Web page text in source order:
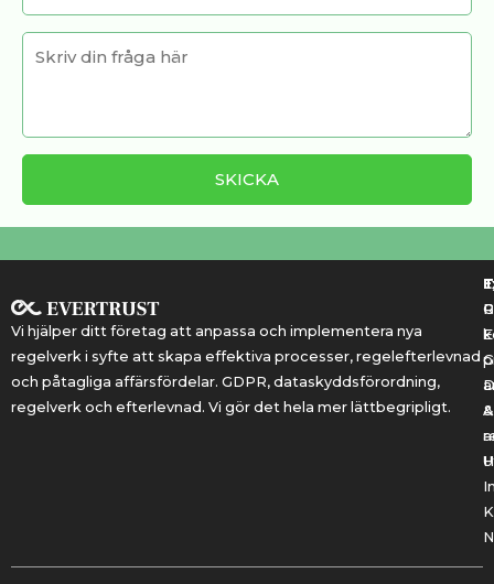
Vi hjälper ditt företag att anpassa och implementera nya
regelverk i syfte att skapa effektiva processer, regelefterlevnad
och påtagliga affärsfördelar. GDPR, dataskyddsförordning,
regelverk och efterlevnad. Vi gör det hela mer lättbegripligt.
&